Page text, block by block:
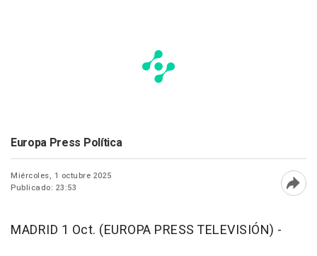
Europa Press Política
Miércoles, 1 octubre 2025
Publicado: 23:53
MADRID 1 Oct. (EUROPA PRESS TELEVISIÓN) -